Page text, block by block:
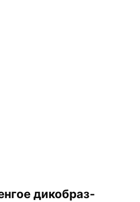
дикобраз-